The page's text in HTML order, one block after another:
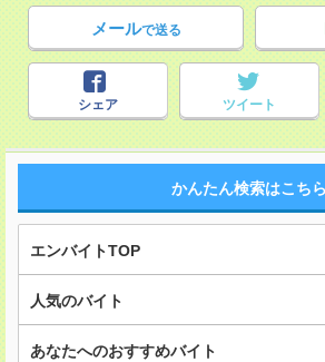
メールで送る
シェア ツイート
かんたん検索はこちら
エンバイトTOP
人気のバイト
あなたへのおすすめバイト